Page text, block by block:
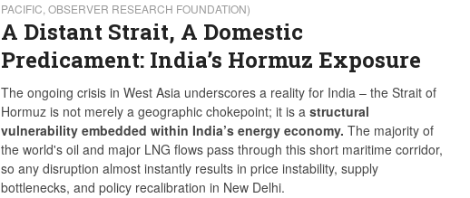
PACIFIC, OBSERVER RESEARCH FOUNDATION)
A Distant Strait, A Domestic
Predicament: India’s Hormuz Exposure
The ongoing crisis in West Asia underscores a reality for India – the Strait of
Hormuz is not merely a geographic chokepoint; it is a structural
vulnerability embedded within India’s energy economy. The majority of
the world's oil and major LNG flows pass through this short maritime corridor,
so any disruption almost instantly results in price instability, supply
bottlenecks, and policy recalibration in New Delhi.